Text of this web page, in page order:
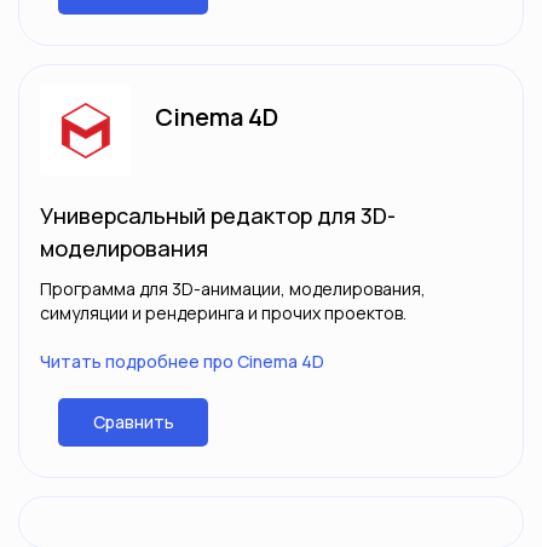
Cinema 4D
Универсальный редактор для 3D-
моделирования
Программа для 3D-анимации, моделирования,
симуляции и рендеринга и прочих проектов.
Читать подробнее про Cinema 4D
Сравнить